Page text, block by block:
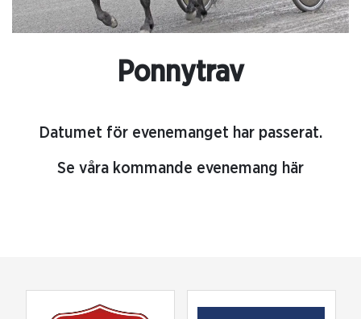
Ponnytrav
Datumet för evenemanget har passerat.
Se våra kommande evenemang här